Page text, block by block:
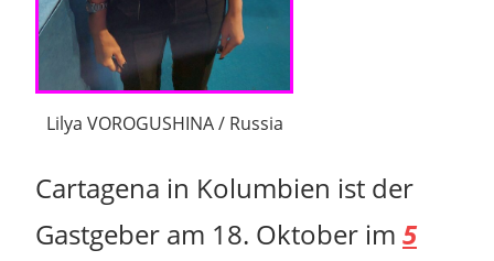
Lilya VOROGUSHINA / Russia
Cartagena in Kolumbien ist der
Gastgeber am 18. Oktober im 5